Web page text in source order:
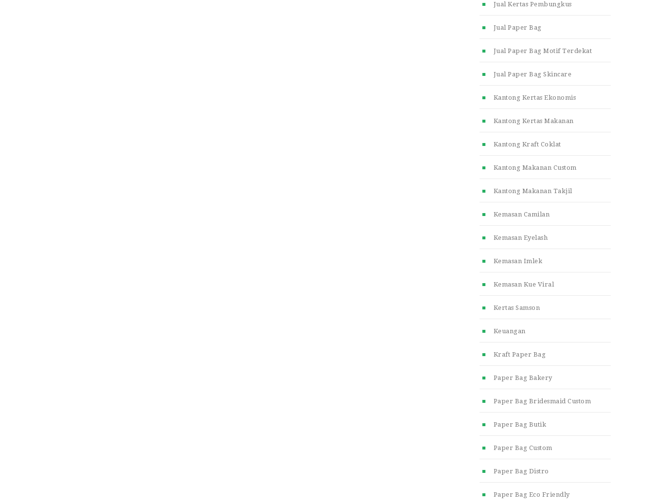
Jual Kertas Pembungkus
Jual Paper Bag
Jual Paper Bag Motif Terdekat
Jual Paper Bag Skincare
Kantong Kertas Ekonomis
Kantong Kertas Makanan
Kantong Kraft Coklat
Kantong Makanan Custom
Kantong Makanan Takjil
Kemasan Camilan
Kemasan Eyelash
Kemasan Imlek
Kemasan Kue Viral
Kertas Samson
Keuangan
Kraft Paper Bag
Paper Bag Bakery
Paper Bag Bridesmaid Custom
Paper Bag Butik
Paper Bag Custom
Paper Bag Distro
Paper Bag Eco Friendly